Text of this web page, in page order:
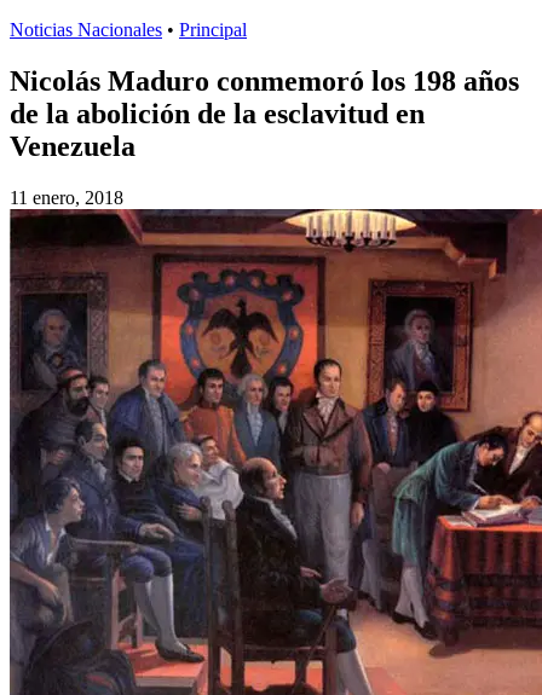
Noticias Nacionales • Principal
Nicolás Maduro conmemoró los 198 años
de la abolición de la esclavitud en
Venezuela
11 enero, 2018